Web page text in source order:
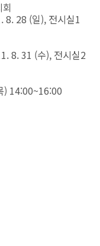
8. 28 (일), 전시실1
8. 31 (수), 전시실2
) 14:00~16:00